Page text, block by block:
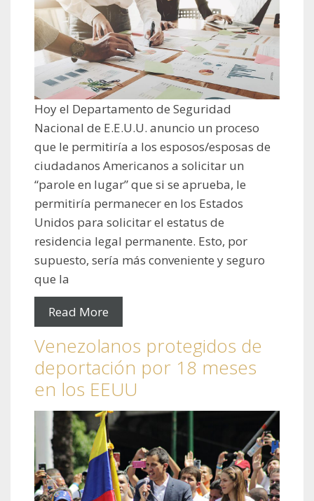
Hoy el Departamento de Seguridad
Nacional de E.E.U.U. anuncio un proceso
que le permitiría a los esposos/esposas de
ciudadanos Americanos a solicitar un
“parole en lugar” que si se aprueba, le
permitiría permanecer en los Estados
Unidos para solicitar el estatus de
residencia legal permanente. Esto, por
supuesto, sería más conveniente y seguro
que la
Read More
Venezolanos protegidos de
deportación por 18 meses
en los EEUU